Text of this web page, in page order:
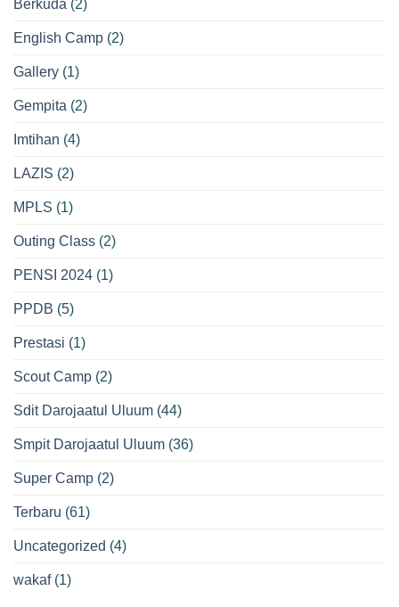
Berkuda (2)
English Camp (2)
Gallery (1)
Gempita (2)
Imtihan (4)
LAZIS (2)
MPLS (1)
Outing Class (2)
PENSI 2024 (1)
PPDB (5)
Prestasi (1)
Scout Camp (2)
Sdit Darojaatul Uluum (44)
Smpit Darojaatul Uluum (36)
Super Camp (2)
Terbaru (61)
Uncategorized (4)
wakaf(1)